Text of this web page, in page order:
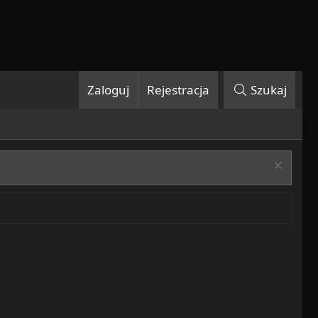
Zaloguj Rejestracja Szukaj